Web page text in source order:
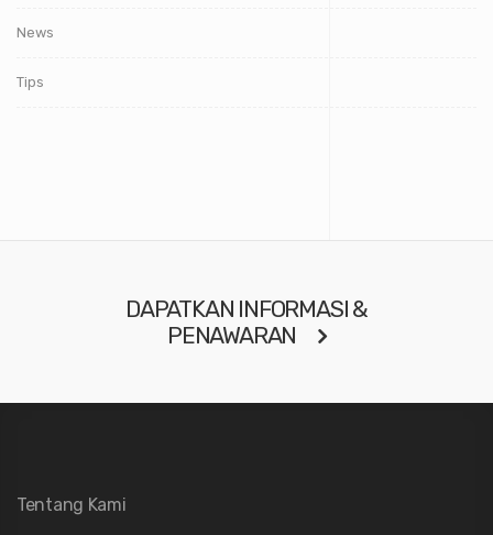
News
Tips
DAPATKAN INFORMASI &
PENAWARAN
Tentang Kami